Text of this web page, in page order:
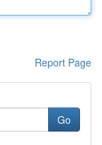
Report Page
Go